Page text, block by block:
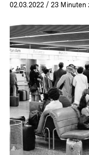
02.03.2022/ 23 Minuten